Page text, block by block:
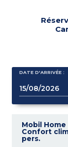
DATE D'ARRIVÉE :
Mobil Home
Confort
pers.